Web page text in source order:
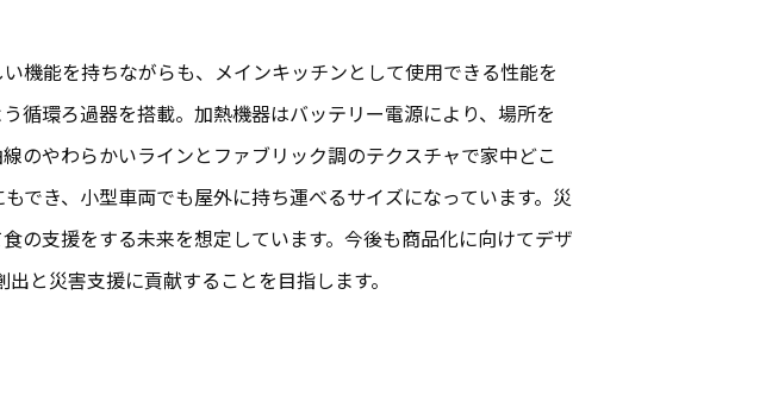
機能を持ちながらも、メインキッチンとして使用できる性能を
循環ろ過器を搭載。加熱機器はバッテリー電源により、場所を
のやわらかいラインとファブリック調のテクスチャで家中どこ
でき、小型車両でも屋外に持ち運べるサイズになっています。災
の支援をする未来を想定しています。今後も商品化に向けてデザ
と災害支援に貢献することを目指します。